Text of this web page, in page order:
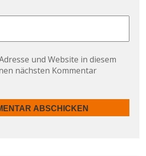
und Website in diesem
nächsten Kommentar